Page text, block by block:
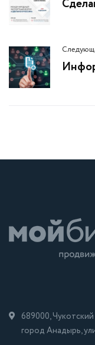
689000,
город Анадырь,